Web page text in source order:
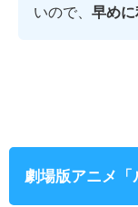
いので、 早めに
劇場版アニメ